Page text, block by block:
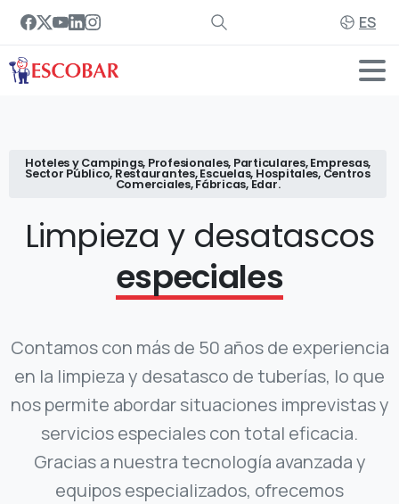
ES
Hoteles y Campings, Profesionales, Particulares, Empresas,
Sector Público, Restaurantes, Escuelas, Hospitales, Centros
Comerciales, Fábricas, Edar.
Limpieza y desatascos
especiales
Contamos con más de 50 años de experiencia
en la limpieza y desatasco de tuberías, lo que
nos permite abordar situaciones imprevistas y
servicios especiales con total eficacia.
Gracias a nuestra tecnología avanzada y
equipos especializados, ofrecemos